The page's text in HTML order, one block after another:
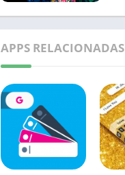
APPS RELACIONADAS